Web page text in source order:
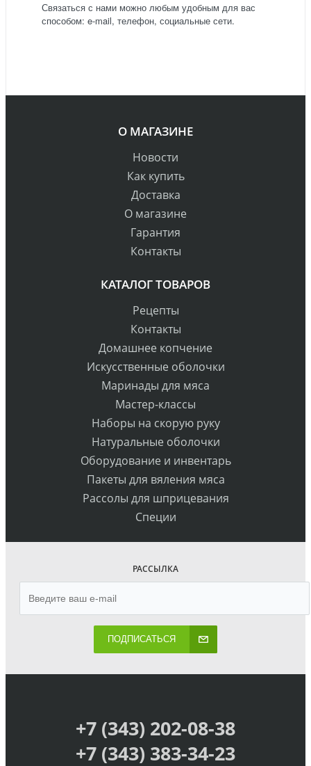
Связаться с нами можно любым удобным для вас
способом: e-mail, телефон, социальные сети.
О МАГАЗИНЕ
Новости
Как купить
Доставка
О магазине
Гарантия
Контакты
КАТАЛОГ ТОВАРОВ
Рецепты
Контакты
Домашнее копчение
Искусственные оболочки
Маринады для мяса
Мастер-классы
Наборы на скорую руку
Натуральные оболочки
Оборудование и инвентарь
Пакеты для вяления мяса
Рассолы для шприцевания
Специи
РАССЫЛКА
ПОДПИСАТЬСЯ
+7 (343) 202-08-38
+7 (343) 383-34-23